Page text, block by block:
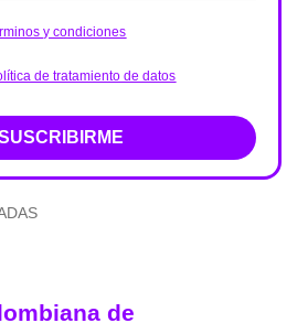
y condiciones
de tratamiento de datos
de